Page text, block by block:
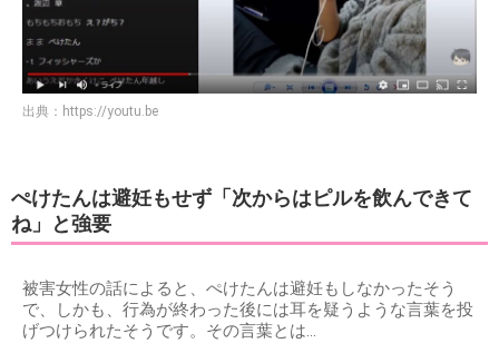
出典： https://youtu.be
ぺけたんは避妊もせず「次からはピルを飲んできて
ね」と強要
被害女性の話によると、ぺけたんは避妊もしなかったそう
で、しかも、行為が終わった後には耳を疑うような言葉を投
げつけられたそうです。その言葉とは…